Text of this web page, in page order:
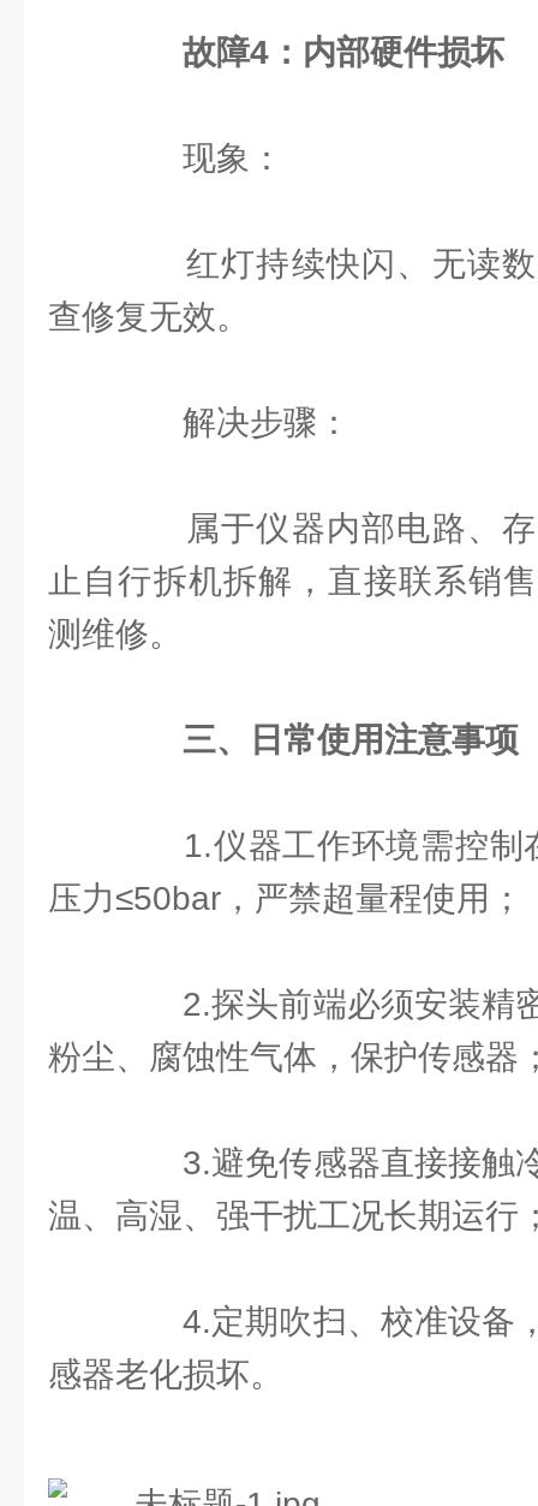
故障4：内部硬件损坏
现象：
红灯持续快闪、无读数
查修复无效。
解决步骤：
属于仪器内部电路、存
止自行拆机拆解，直接联系销
测维修。
三、日常使用注意事项
1.仪器工作环境需控制
压力≤50bar，严禁超量程使用；
2.探头前端必须安装精
粉尘、腐蚀性气体，保护传感器
3.避免传感器直接接触
温、高湿、强干扰工况长期运行
4.定期吹扫、校准设备
感器老化损坏。